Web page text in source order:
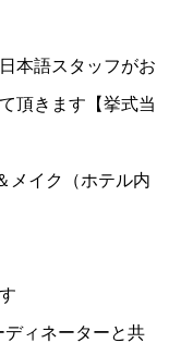
本語スタッフがお
頂きます【挙式当
メイク（ホテル内
ディネーターと共